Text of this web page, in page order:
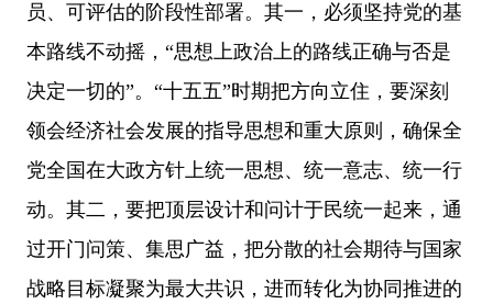
员、可评估的阶段性部署。其一，必须坚持党的基
本路线不动摇，“思想上政治上的路线正确与否是
决定一切的”。“十五五”时期把方向立住，要深刻
领会经济社会发展的指导思想和重大原则，确保全
党全国在大政方针上统一思想、统一意志、统一行
动。其二，要把顶层设计和问计于民统一起来，通
过开门问策、集思广益，把分散的社会期待与国家
战略目标凝聚为最大共识，进而转化为协同推进的